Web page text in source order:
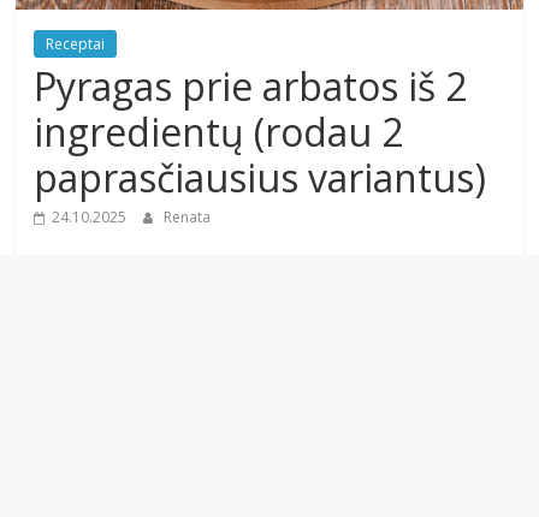
Receptai
Pyragas prie arbatos iš 2
ingredientų (rodau 2
paprasčiausius variantus)
24.10.2025 Renata